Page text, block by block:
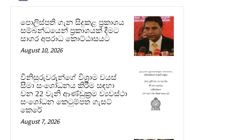
පොලිස්පති ගැන සිදුකළ ප්‍රකාශය
සම්බන්ධයෙන් ප්‍රකාශයක් දීමට
සාගර අපරාධ කොට්ඨාසයට
August 10, 2026
විනිසුරුවරුන්ගේ විශ්‍රාම වයස්
සීමා සංශෝධනය කිරීම සඳහා
වන 22 වැනි ආණ්ඩුක්‍රම ව්‍යවස්ථා
සංශෝධන කෙටුම්පත ගැසට්
කෙරේ
August 7, 2026